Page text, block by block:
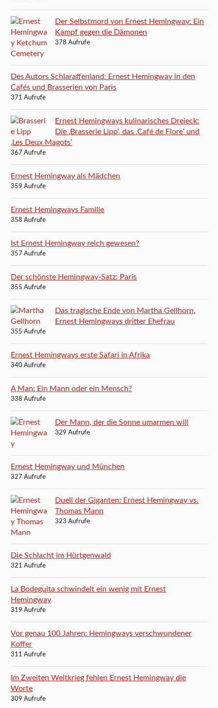
Der Selbstmord von Ernest Hemingway: Ein
Kampf gegen die Dämonen
378 Aufrufe
Des Autors Schlaraffenland: Ernest Hemingway in den
Cafés und Brasserien von Paris
371 Aufrufe
Ernest Hemingways kulinarisches Dreieck:
Die ‚Brasserie Lipp‘, das ‚Café de Flore‘ und
‚Les Deux Magots‘
367 Aufrufe
Ernest Hemingway als Mädchen
359 Aufrufe
Ernest Hemingways Familie
358 Aufrufe
Ist Ernest Hemingway reich gewesen?
357 Aufrufe
Der schönste Hemingway-Satz: Paris
355 Aufrufe
Das tragische Ende von Martha Gellhorn,
Ernest Hemingways dritter Ehefrau
355 Aufrufe
Ernest Hemingways erste Safari in Afrika
340 Aufrufe
A Man: Ein Mann oder ein Mensch?
338 Aufrufe
Der Mann, der die Sonne umarmen will
329 Aufrufe
Ernest Hemingway und München
327 Aufrufe
Duell der Giganten: Ernest Hemingway vs.
Thomas Mann
323 Aufrufe
Die Schlacht im Hürtgenwald
321 Aufrufe
La Bodeguita schwindelt ein wenig mit Ernest
Hemingway
319 Aufrufe
Vor genau 100 Jahren: Hemingways verschwundener
Koffer
311 Aufrufe
Im Zweiten Weltkrieg fehlen Ernest Hemingway die
Worte
309 Aufrufe